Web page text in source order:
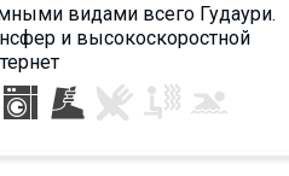
видами всего Гудаури.
и высокоскоростной